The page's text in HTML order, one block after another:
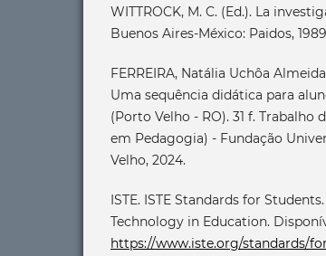
WITTROCK, M. C. (Ed.). La
Buenos Aires-México: Paidos,
FERREIRA, Natália Uchôa
Uma sequência didática para
(Porto Velho - RO). 31 f. Trabalho
em Pedagogia) - Fundação
Velho, 2024.
ISTE. ISTE Standards for
Technology in Education.
https://www.iste.org/standards/